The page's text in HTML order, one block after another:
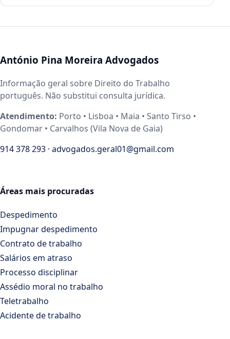
António Pina Moreira Advogados
Informação geral sobre Direito do Trabalho
português. Não substitui consulta jurídica.
Atendimento: Porto • Lisboa • Maia • Santo Tirso •
Gondomar • Carvalhos (Vila Nova de Gaia)
914 378 293 · advogados.geral01@gmail.com
Áreas mais procuradas
Despedimento
Impugnar despedimento
Contrato de trabalho
Salários em atraso
Processo disciplinar
Assédio moral no trabalho
Teletrabalho
Acidente de trabalho